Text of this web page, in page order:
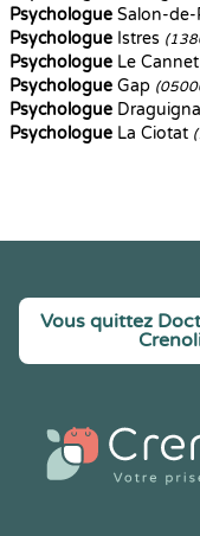
Psychologue Salon-de-
Psychologue Istres
Psychologue Le Cannet
Psychologue Gap
Psychologue
Psychologue La Ciotat
Vous quittez